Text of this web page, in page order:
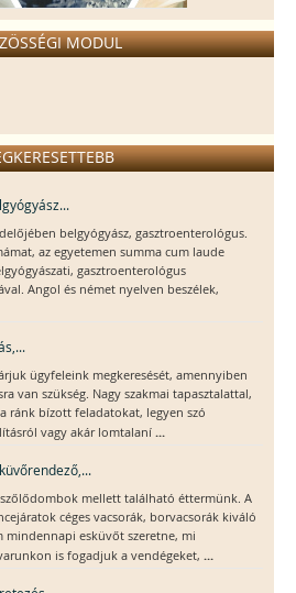
MODUL
belgyógyász, gasztroenterológus.
az egyetemen summa cum laude
gasztroenterológus
Angol és német nyelven beszélek,
ügyfeleink megkeresését, amennyiben
van szükség. Nagy szakmai tapasztalattal,
ránk bízott feladatokat, legyen szó
vagy akár lomtalaní ...
szőlődombok mellett található éttermünk. A
céges vacsorák, borvacsorák kiváló
mindennapi esküvőt szeretne, mi
is fogadjuk a vendégeket, ...